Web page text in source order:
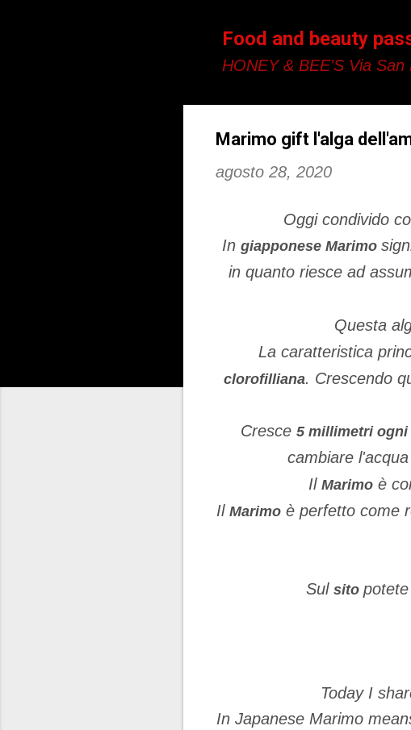
Food and beauty
HONEY & BEE'S Via
Marimo gift l'alga
agosto 28, 2020
Oggi condivido
In giapponese Marimo
in quanto riesce ad
Questa
La caratteristica
clorofilliana. Crescendo
Cresce 5 millimetri ogni
cambiare
Il Marimo è
Il Marimo è perfetto come
Sul sito
Today I
In Japanese Marimo